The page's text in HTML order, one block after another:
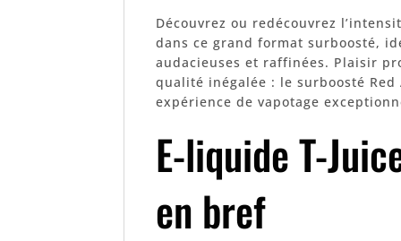
Découvrez ou redécouvrez
dans ce grand format surboosté,
audacieuses et raffinées. Plaisir
qualité inégalée : le surboosté
expérience de vapotage
E-liquide T-
en bref